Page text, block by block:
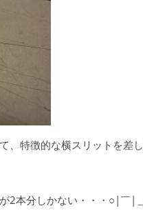
、特徴的な横スリットを差
2本分しかない・・・○|￣